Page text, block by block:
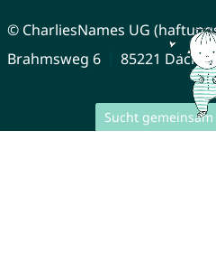
Sucht gemeinsam
© CharliesNames UG
Brahmsweg 6
85221 Dachau